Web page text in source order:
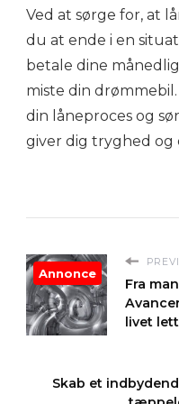
Ved at sørge for, at
du at ende i en
betale dine
miste din
din låneproces og
giver dig tryghed og
Fra
livet
Annonce
Skab et